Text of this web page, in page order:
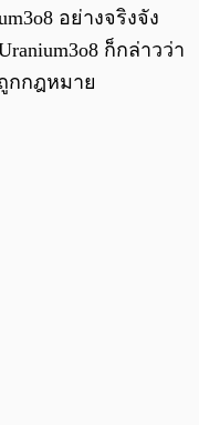
อย่างจริงจัง
ก็กล่าวว่า
กกฎหมาย